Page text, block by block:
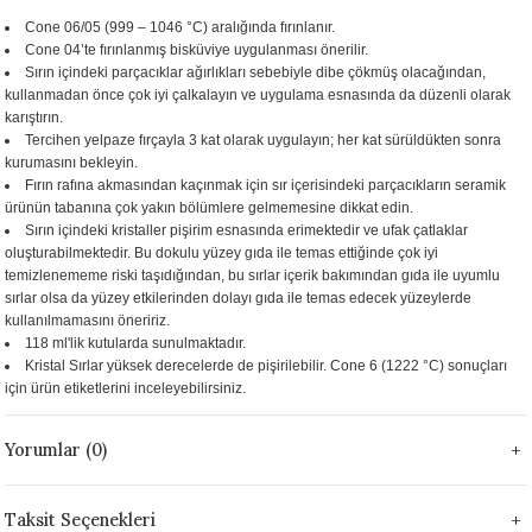
Stoneware Flux
1305 °C
- 1222 °C
- 1046 °C
°C
1046 °C
- 1046 °C
Cone 06/05 (999 – 1046 °C) aralığında fırınlanır.
Cone 04’te fırınlanmış bisküviye uygulanması önerilir.
Sırın içindeki parçacıklar ağırlıkları sebebiyle dibe çökmüş olacağından,
kullanmadan önce çok iyi çalkalayın ve uygulama esnasında da düzenli olarak
karıştırın.
Tercihen yelpaze fırçayla 3 kat olarak uygulayın; her kat sürüldükten sonra
kurumasını bekleyin.
Fırın rafına akmasından kaçınmak için sır içerisindeki parçacıkların seramik
ürünün tabanına çok yakın bölümlere gelmemesine dikkat edin.
Sırın içindeki kristaller pişirim esnasında erimektedir ve ufak çatlaklar
oluşturabilmektedir. Bu dokulu yüzey gıda ile temas ettiğinde çok iyi
temizlenememe riski taşıdığından, bu sırlar içerik bakımından gıda ile uyumlu
sırlar olsa da yüzey etkilerinden dolayı gıda ile temas edecek yüzeylerde
kullanılmamasını öneririz.
118 ml'lik kutularda sunulmaktadır.
Kristal Sırlar yüksek derecelerde de pişirilebilir. Cone 6 (1222 °C) sonuçları
için ürün etiketlerini inceleyebilirsiniz.
Yorumlar (0)
Taksit Seçenekleri